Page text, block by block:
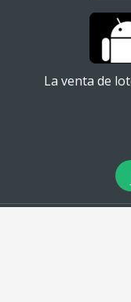
La venta de